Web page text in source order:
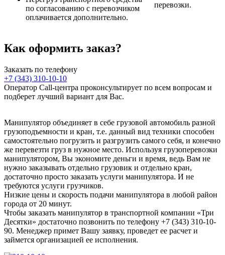
по согласованию с перевозчиком
оплачивается дополнительно.
перевозки.
Как оформить заказ?
Заказать по телефону
+7 (343) 310-10-10
Оператор Call-центра проконсультирует по всем вопросам и
подберет лучший вариант для Вас.
Манипулятор объединяет в себе грузовой автомобиль разной
грузоподъемности и кран, т.е. данный вид техники способен
самостоятельно погрузить и разгрузить самого себя, и конечно
же перевезти груз в нужное место. Используя грузоперевозки
манипулятором, Вы экономите деньги и время, ведь Вам не
нужно заказывать отдельно грузовик и отдельно кран,
достаточно просто заказать услуги манипулятора. И не
требуются услуги грузчиков.
Низкие цены и скорость подачи манипулятора в любой район
города от 20 минут.
Чтобы заказать манипулятор в транспортной компании «‎Три
Десятки»‎ достаточно позвонить по телефону +7 (343) 310-10-
90. Менеджер примет Вашу заявку, проведет ее расчет и
займется организацией ее исполнения.